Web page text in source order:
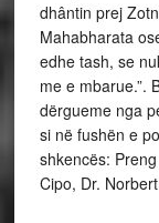
dhântin prej
Mahabharata
edhe tash, se
me e mbarue.”.
dërgueme nga
si në fushën e
shkencës:
Cipo, Dr.